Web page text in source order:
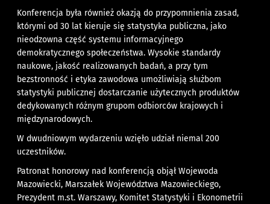
Konferencja była również okazją do przypomnienia zasad,
którymi od 30 lat kieruje się statystyka publiczna, jako
nieodzowna część systemu informacyjnego
demokratycznego społeczeństwa. Wysokie standardy
naukowe, jakość realizowanych badań, a przy tym
bezstronność i etyka zawodowa umożliwiają służbom
statystyki publicznej dostarczanie użytecznych produktów
dedykowanych różnym grupom odbiorców krajowych i
międzynarodowych.
W dwudniowym wydarzeniu wzięło udział niemal 200
uczestników.
Patronat honorowy nad konferencją objął Wojewoda
Mazowiecki, Marszałek Województwa Mazowieckiego,
Prezydent m.st. Warszawy, Komitet Statystyki i Ekonometrii